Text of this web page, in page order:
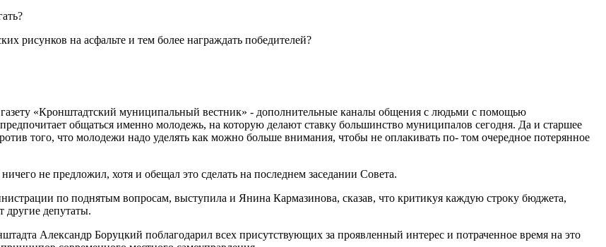
рисунков на асфальте и тем более награждать победителей?
«Кронштадтский муниципальный вестник» - дополнительные каналы общения с людьми с помощью
общаться именно молодежь, на которую делают ставку большинство муниципалов сегодня. Да и старшее
того, что молодежи надо уделять как можно больше внимания, чтобы не оплакивать по- том очередное потерянное
не предложил, хотя и обещал это сделать на последнем заседании Совета.
по поднятым вопросам, выступила и Янина Кармазинова, сказав, что критикуя каждую строку бюджета,
другие депутаты.
Александр Боруцкий поблагодарил всех присутствующих за проявленный интерес и потраченное время на это